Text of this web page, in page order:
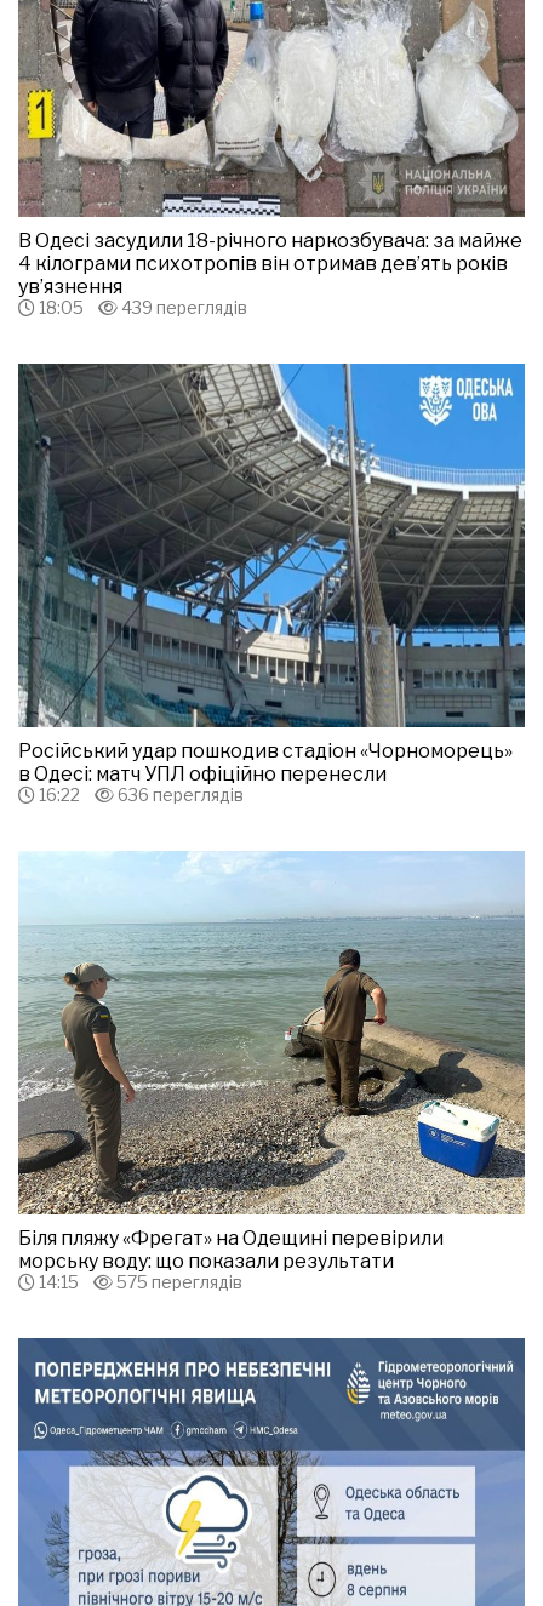
В Одесі засудили 18-річного наркозбувача: за майже
4 кілограми психотропів він отримав дев’ять років
ув’язнення
18:05 439 переглядів
Російський удар пошкодив стадіон «Чорноморець»
в Одесі: матч УПЛ офіційно перенесли
16:22 636 переглядів
Біля пляжу «Фрегат» на Одещині перевірили
морську воду: що показали результати
14:15 575 переглядів